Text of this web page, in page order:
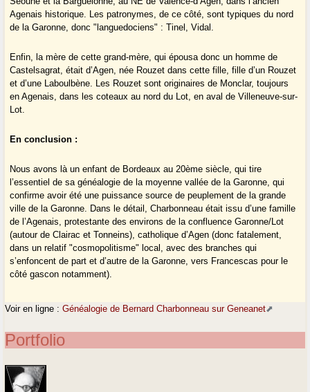
Agenais historique. Les patronymes, de ce côté, sont typiques du nord
de la Garonne, donc "languedociens" : Tinel, Vidal.
Enfin, la mère de cette grand-mère, qui épousa donc un homme de
Castelsagrat, était d’Agen, née Rouzet dans cette fille, fille d’un Rouzet
et d’une Laboulbène. Les Rouzet sont originaires de Monclar, toujours
en Agenais, dans les coteaux au nord du Lot, en aval de Villeneuve-sur-
Lot.
En conclusion :
Nous avons là un enfant de Bordeaux au 20ème siècle, qui tire
l’essentiel de sa généalogie de la moyenne vallée de la Garonne, qui
confirme avoir été une puissance source de peuplement de la grande
ville de la Garonne. Dans le détail, Charbonneau était issu d’une famille
de l’Agenais, protestante des environs de la confluence Garonne/Lot
(autour de Clairac et Tonneins), catholique d’Agen (donc fatalement,
dans un relatif "cosmopolitisme" local, avec des branches qui
s’enfoncent de part et d’autre de la Garonne, vers Francescas pour le
côté gascon notamment).
Voir en ligne :Généalogie de Bernard Charbonneau sur Geneanet
Portfolio